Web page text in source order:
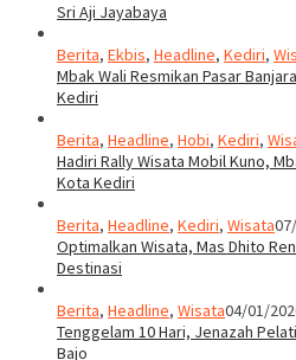
Sri Aji Jayabaya
Berita, Ekbis, Headline, Kediri,
Mbak Wali Resmikan Pasar
Kediri
Berita, Headline, Hobi, Kediri,
Hadiri Rally Wisata Mobil Kuno,
Kota Kediri
Berita, Headline, Kediri, Wisata
Optimalkan Wisata, Mas Dhito
Destinasi
Berita, Headline, Wisata04/01/
Tenggelam 10 Hari, Jenazah
Bajo